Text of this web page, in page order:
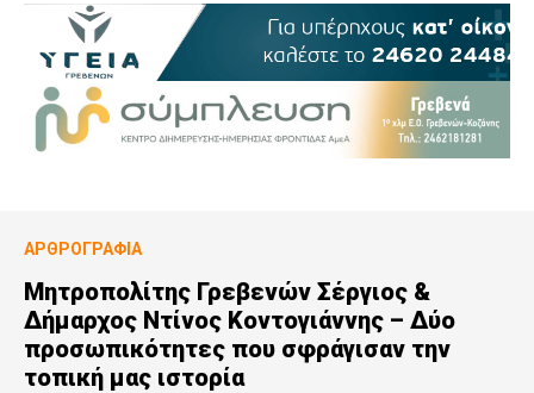
ΑΡΘΡΟΓΡΑΦΊΑ
Μητροπολίτης Γρεβενών Σέργιος &
Δήμαρχος Ντίνος Κοντογιάννης – Δύο
προσωπικότητες που σφράγισαν την
τοπική μας ιστορία